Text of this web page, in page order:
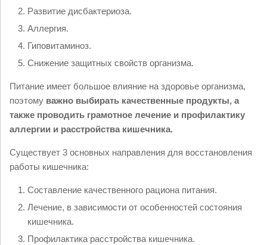
Развитие дисбактериоза.
Аллергия.
Гиповитаминоз.
Снижение защитных свойств организма.
Питание имеет большое влияние на здоровье организма,
поэтому важно выбирать качественные продукты, а
также проводить грамотное лечение и профилактику
аллергии и расстройства кишечника.
Существует 3 основных направления для восстановления
работы кишечника:
Составление качественного рациона питания.
Лечение, в зависимости от особенностей состояния
кишечника.
Профилактика расстройства кишечника.